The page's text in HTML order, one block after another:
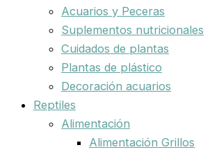
Acuarios y Peceras
Suplementos nutricionales
Cuidados de plantas
Plantas de plástico
Decoración acuarios
Reptiles
Alimentación
Alimentación Grillos